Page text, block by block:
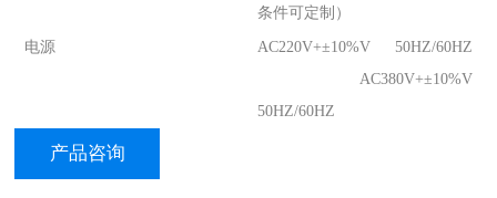
条件可定制）
电源
AC220V+±10%V 50HZ/60HZ
AC380V+±10%V
50HZ/60HZ
产品咨询